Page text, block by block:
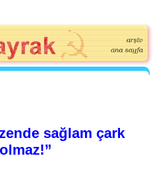
sağlam çark
olmaz!”